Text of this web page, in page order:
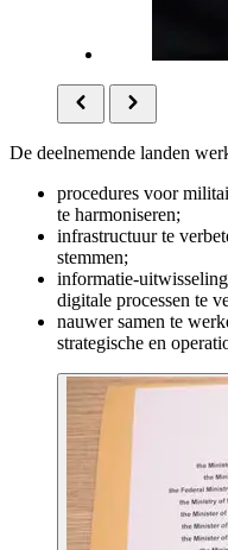
De deelnemende landen
procedures voor
te harmoniseren;
infrastructuur te
stemmen;
informatie-
digitale processen te
nauwer samen te
strategische en